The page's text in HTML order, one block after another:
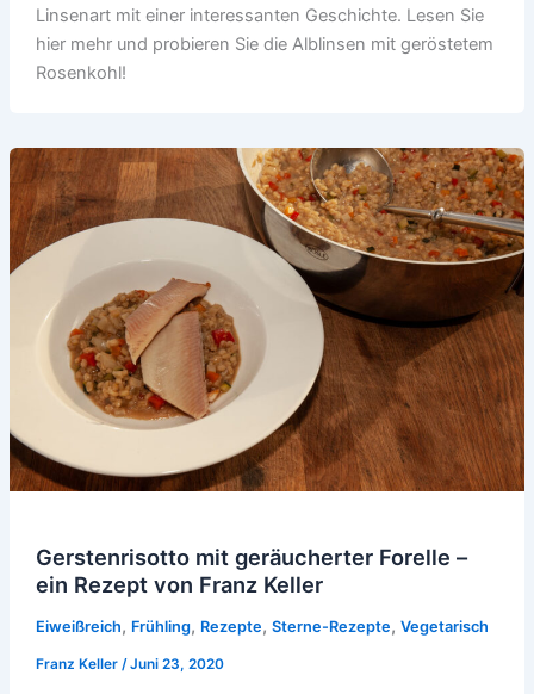
Linsenart mit einer interessanten Geschichte. Lesen Sie
hier mehr und probieren Sie die Alblinsen mit geröstetem
Rosenkohl!
Gerstenrisotto mit geräucherter Forelle –
ein Rezept von Franz Keller
Eiweißreich, Frühling, Rezepte, Sterne-Rezepte, Vegetarisch
Franz Keller /Juni 23, 2020